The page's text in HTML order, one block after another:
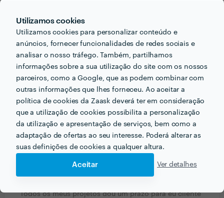
Utilizamos cookies
Utilizamos cookies para personalizar conteúdo e
anúncios, fornecer funcionalidades de redes sociais e
analisar o nosso tráfego. Também, partilhamos
informações sobre a sua utilização do site com os nossos
parceiros, como a Google, que as podem combinar com
outras informações que lhes forneceu. Ao aceitar a
política de cookies da Zaask deverá ter em consideração
que a utilização de cookies possibilita a personalização
da utilização e apresentação de serviços, bem como a
adaptação de ofertas ao seu interesse. Poderá alterar as
suas definições de cookies a qualquer altura.
Aceitar Ver detalhes
Como começou a trabalhar nesta área de negócio?
Oportunidade no tempo certo!
Com que tipo de clientes já trabalhou anteriormente?
Atletas e empresas ligadas ao esporte e
ententenimento
Descreva um projecto recente que tenha gostado de
executar. Em que consistia? Quanto tempo levou a
realizá-lo?
Todos os meus projetos dou um prazo para eu cliente